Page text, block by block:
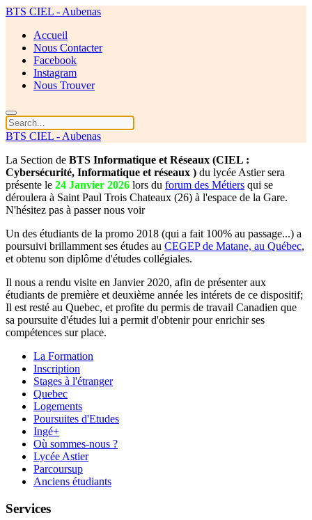
BTS CIEL - Aubenas
Accueil
Nous Contacter
Facebook
Instagram
Nous Trouver
BTS CIEL - Aubenas
La Section de BTS Informatique et Réseaux (CIEL :
Cybersécurité, Informatique et réseaux ) du lycée Astier sera
présente le 24 Janvier 2026 lors du forum des Métiers qui se
déroulera à Saint Paul Trois Chateaux (26) à l'espace de la Gare.
N'hésitez pas à passer nous voir
Un des étudiants de la promo 2018 (qui a fait 100% au passage...) a
poursuivi brillamment ses études au CEGEP de Matane, au Québec,
et obtenu son diplôme d'études collégiales.
Il nous a rendu visite en Janvier 2020, afin de présenter aux
étudiants de première et deuxième année les intérets de ce dispositif;
Il est resté au Quebec, et profite du permis de travail Canadien que
sa poursuite d'études lui a permit d'obtenir pour enrichir ses
compétences sur place.
La Formation
Inscription
Stages à l'étranger
Quebec
Logements
Poursuites d'Etudes
Ingé+
Où sommes-nous ?
Lycée Astier
Parcoursup
Anciens étudiants
Services